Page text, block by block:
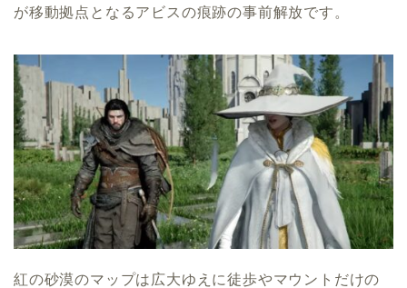
が移動拠点となるアビスの痕跡の事前解放です。
紅の砂漠のマップは広大ゆえに徒歩やマウントだけの